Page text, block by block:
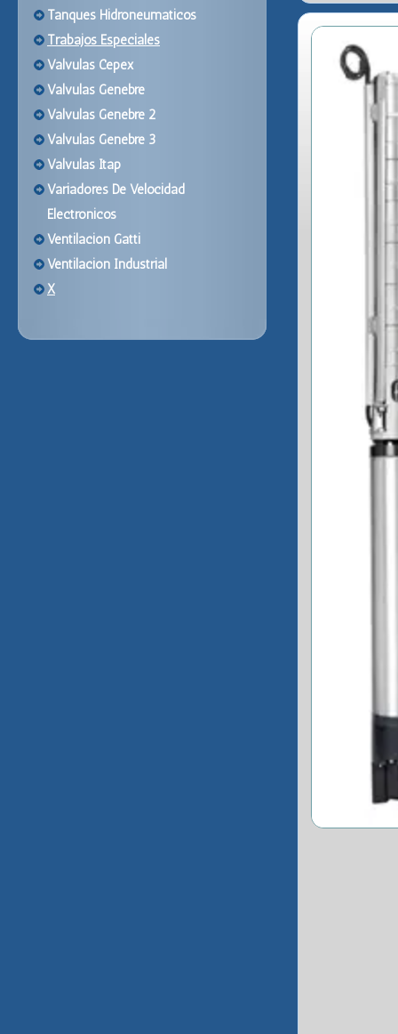
Tanques Hidroneumaticos
Trabajos Especiales
Valvulas Cepex
Valvulas Genebre
Valvulas Genebre 2
Valvulas Genebre 3
Valvulas Itap
Variadores De Velocidad
Electronicos
Ventilacion Gatti
Ventilacion Industrial
X